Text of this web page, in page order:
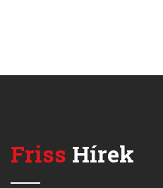
Friss Hírek